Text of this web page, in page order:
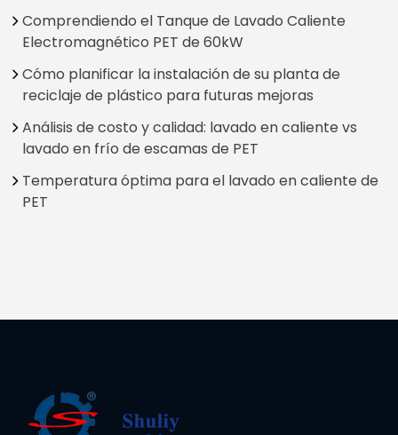
Comprendiendo el Tanque de Lavado Caliente
Electromagnético PET de 60kW
Cómo planificar la instalación de su planta de
reciclaje de plástico para futuras mejoras
Análisis de costo y calidad: lavado en caliente vs
lavado en frío de escamas de PET
Temperatura óptima para el lavado en caliente de
PET